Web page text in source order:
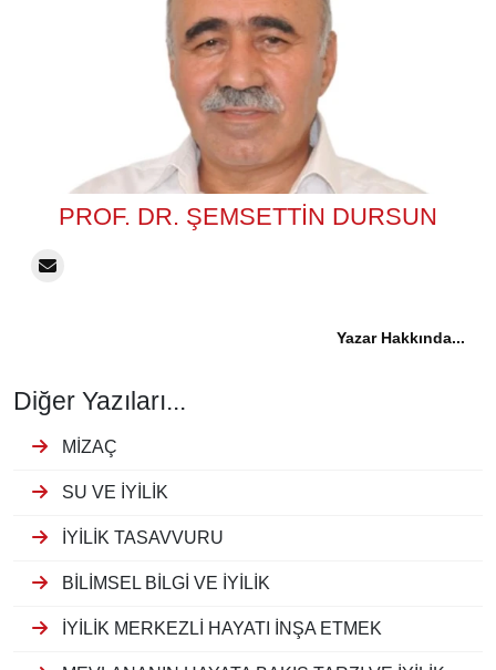
PROF. DR. ŞEMSETTIN DURSUN
Yazar Hakkında...
Diğer Yazıları...
MİZAÇ
SU VE İYİLİK
İYİLİK TASAVVURU
BİLİMSEL BİLGİ VE İYİLİK
İYİLİK MERKEZLİ HAYATI İNŞA ETMEK